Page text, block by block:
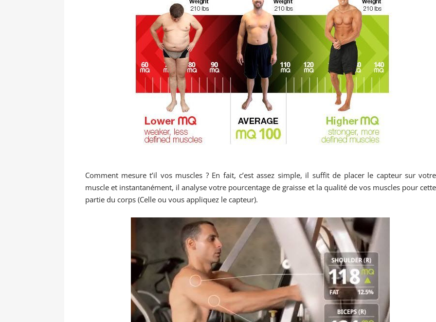
Comment mesure t’il vos muscles ? En fait, c’est assez simple, il suffit de placer le capteur sur votre
muscle et instantanément, il analyse votre pourcentage de graisse et la qualité de vos muscles pour cette
partie du corps (Celle ou vous appliquez le capteur).